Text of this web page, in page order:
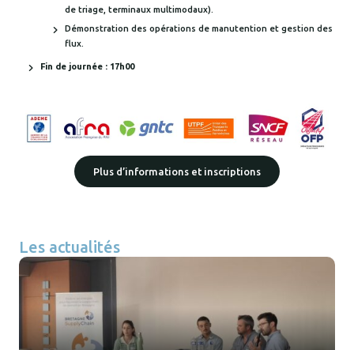
de triage, terminaux multimodaux).
Démonstration des opérations de manutention et gestion des
flux.
Fin de journée : 17h00
Plus d’informations et inscriptions
Les actualités